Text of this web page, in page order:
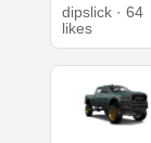
dipslick · 64
likes